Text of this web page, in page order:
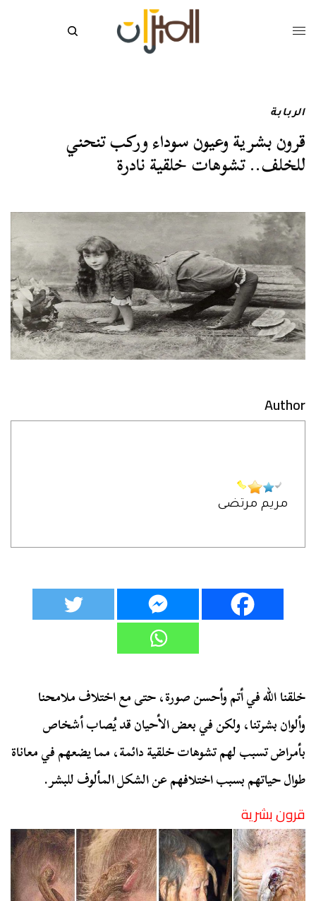
الربابة
قرون بشرية وعيون سوداء وركب تنحني
للخلف.. تشوهات خلقية نادرة
Author
مريم مرتضى
خلقنا الله في أتم وأحسن صورة، حتى مع اختلاف ملامحنا
وألوان بشرتنا، ولكن في بعض الأحيان قد يُصاب أشخاص
بأمراض تسبب لهم تشوهات خلقية دائمة، مما يضعهم في معاناة
طوال حياتهم بسبب اختلافهم عن الشكل المألوف للبشر.
قرون بشرية